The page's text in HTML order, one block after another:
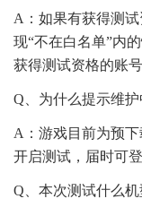
A：如果有获得测
现“不在白名单”内
获得测试资格的账号
Q、为什么提示维护
A：游戏目前为预
开启测试，届时可
Q、本次测试什么